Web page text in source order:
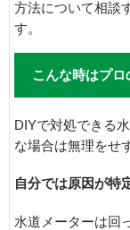
方法について相談
す。
こんな時はプ
DIYで対処できる
な場合は無理をせ
自分では原因が特
水道メーターは回